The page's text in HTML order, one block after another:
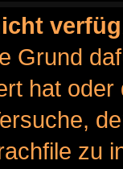
Grund
hat
zu